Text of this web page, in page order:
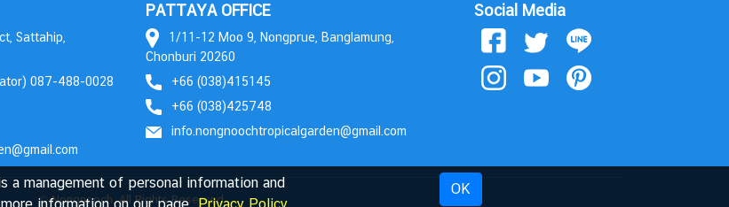
a management of personal information and
OK
Sattahip,
087-488-0028
PATTAYA OFFICE
1/11-12 Moo 9, Nongprue, Banglamung,
Chonburi 20260
+66 (038)415145
+66 (038)425748
info.nongnoochtropicalgarden@gmail.com
Social Media
© Nongnooch. All Rights Reserved.